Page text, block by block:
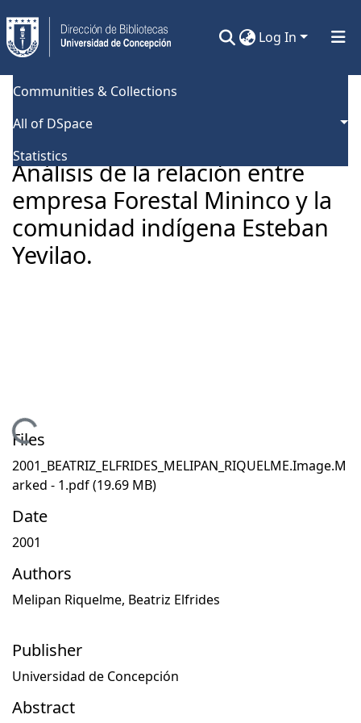
Log In
Communities & Collections
All of DSpace
Statistics
Home
Análisis de la relación entre
empresa Forestal Mininco y la
comunidad indígena Esteban
Yevilao.
Loading...
Files
2001_BEATRIZ_ELFRIDES_MELIPAN_RIQUELME.Image.M
arked - 1.pdf(19.69 MB)
Date
2001
Authors
Melipan Riquelme, Beatriz Elfrides
Publisher
Universidad de Concepción
Abstract